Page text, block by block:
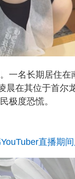
一名长期居住
晨在其位于首尔
极度恐慌。
直播期